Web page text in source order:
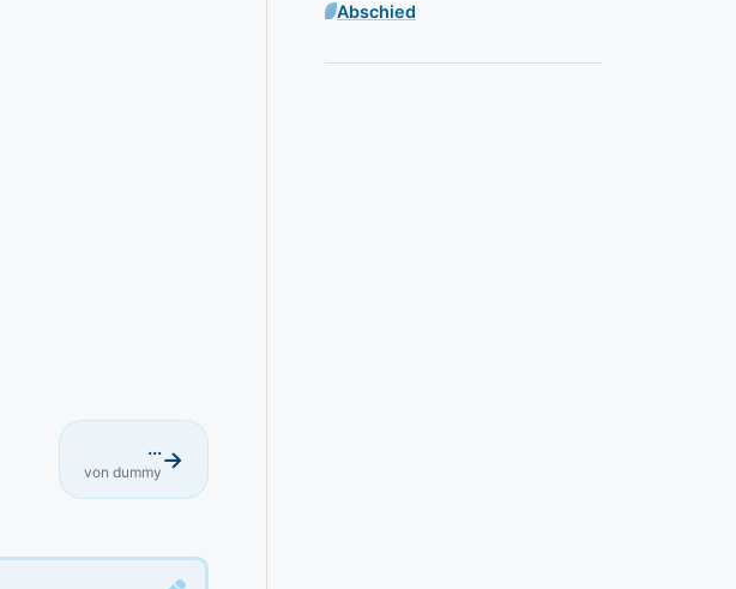
...
von dummy →
Abschied